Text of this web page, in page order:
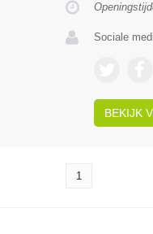
Sociale
BEKIJK
1